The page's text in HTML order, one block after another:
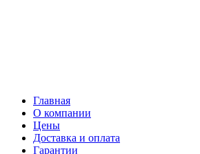
Главная
О компании
Цены
Доставка и оплата
Гарантии